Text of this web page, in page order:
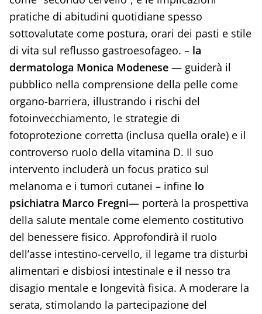
pratiche di abitudini quotidiane spesso
sottovalutate come postura, orari dei pasti e stile
di vita sul reflusso gastroesofageo. – la
dermatologa Monica Modenese— guiderà il
pubblico nella comprensione della pelle come
organo-barriera, illustrando i rischi del
fotoinvecchiamento, le strategie di
fotoprotezione corretta (inclusa quella orale) e il
controverso ruolo della vitamina D. Il suo
intervento includerà un focus pratico sul
melanoma e i tumori cutanei – infinelo
psichiatra Marco Fregni— porterà la prospettiva
della salute mentale come elemento costitutivo
del benessere fisico. Approfondirà il ruolo
dell’asse intestino-cervello, il legame tra disturbi
alimentari e disbiosi intestinale e il nesso tra
disagio mentale e longevità fisica. A moderare la
serata, stimolando la partecipazione del